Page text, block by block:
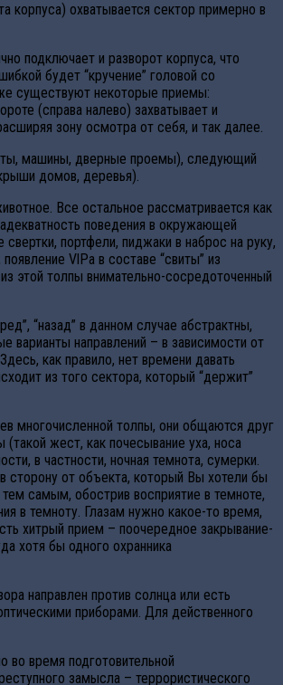
корпуса) охватывается сектор примерно в
подключает и разворот корпуса, что
будет “кручение” головой со
существуют некоторые приемы:
(справа налево) захватывает и
зону осмотра от себя, и так далее.
машины, дверные проемы), следующий
домов, деревья).
Все остальное рассматривается как
поведения в окружающей
портфели, пиджаки в наброс на руку,
VlPa в составе “свиты” из
этой толпы внимательно-сосредоточенный
“назад” в данном случае абстрактны,
варианты направлений – в зависимости от
как правило, нет времени давать
из того сектора, который “держит”
многочисленной толпы, они общаются друг
жест, как почесывание уха, носа
в частности, ночная темнота, сумерки.
сторону от объекта, который Вы хотели бы
самым, обострив восприятие в темноте,
в темноту. Глазам нужно какое-то время,
хитрый прием – поочередное закрывание-
хотя бы одного охранника
направлен против солнца или есть
приборами. Для действенного
во время подготовительной
замысла – террористического